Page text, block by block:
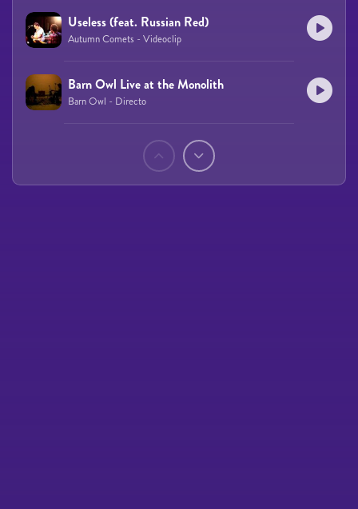
Useless (feat. Russian Red)
Autumn Comets - Videoclip
Barn Owl Live at the Monolith
Barn Owl - Directo